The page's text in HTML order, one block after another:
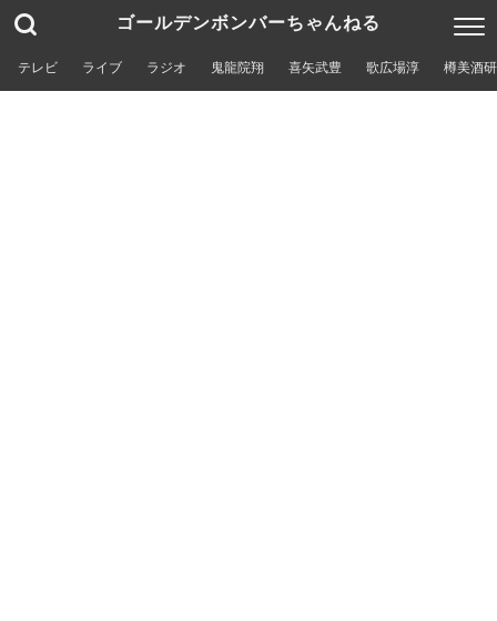
ゴールデンボンバーちゃんねる
テレビ ライブ ラジオ 鬼龍院翔 喜矢武豊 歌広場淳 樽美酒